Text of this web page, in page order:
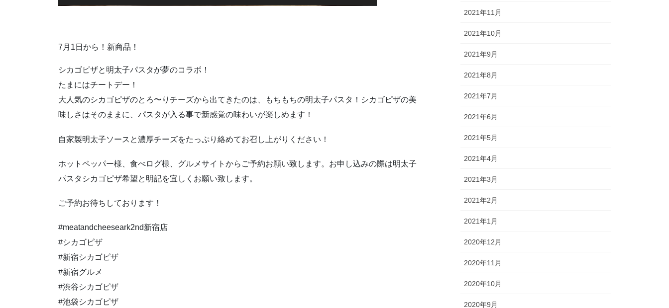
7月1日から！新商品！
シカゴピザと明太子パスタが夢のコラボ！
たまにはチートデー！
大人気のシカゴピザのとろ〜りチーズから出てきたのは、もちもちの明太子パスタ！シカゴピザの美
味しさはそのままに、パスタが入る事で新感覚の味わいが楽しめます！
自家製明太子ソースと濃厚チーズをたっぷり絡めてお召し上がりください！
ホットペッパー様、食べログ様、グルメサイトからご予約お願い致します。お申し込みの際は明太子
パスタシカゴピザ希望と明記を宜しくお願い致します。
ご予約お待ちしております！
#meatandcheeseark2nd新宿店
#シカゴピザ
#新宿シカゴピザ
#新宿グルメ
#渋谷シカゴピザ
#池袋シカゴピザ
2021年11月
2021年10月
2021年9月
2021年8月
2021年7月
2021年6月
2021年5月
2021年4月
2021年3月
2021年2月
2021年1月
2020年12月
2020年11月
2020年10月
2020年9月